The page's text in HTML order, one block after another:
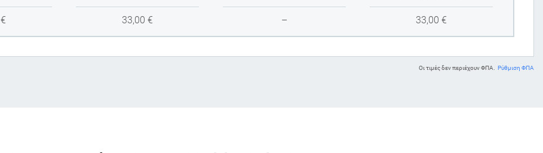
€ 33,00 € – 33,00 €
Οι τιμές δεν περιέχουν ΦΠΑ. Ρύθμιση ΦΠΑ